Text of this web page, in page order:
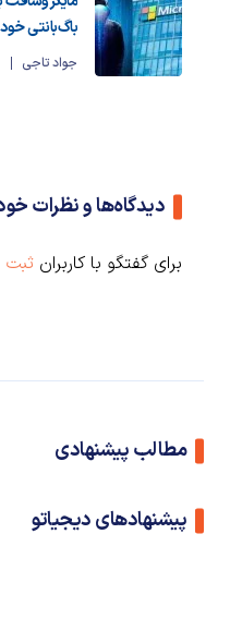
باگ‌بانتی
جواد تاجی
دیدگاه‌ها و نظرات
برای گفتگو با کاربران ثبت
مطالب پیشنهادی
پیشنهادهای دیجیاتو